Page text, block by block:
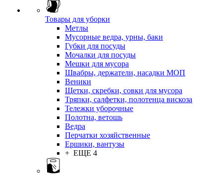
Товары для уборки
Метлы
Мусорные ведра, урны, баки
Губки для посуды
Мочалки для посуды
Мешки для мусора
Швабры, держатели, насадки МОП
Веники
Щетки, скребки, совки для мусора
Тряпки, салфетки, полотенца вискоза
Тележки уборочные
Полотна, ветошь
Ведра
Перчатки хозяйственные
Ершики, вантузы
+ ЕЩЕ 4